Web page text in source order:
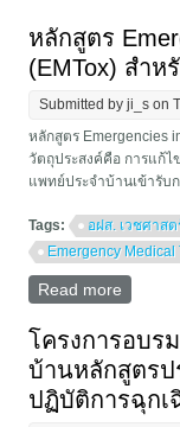
หลักสูตร
(EMTox) สำ
Submitted byji_s on
หลักสูตร Emergencies
วัตถุประสงค์คือ การแก้
แพทย์ประจำบ้านเข้ารับ
Tags: อฝส. เวชศาส
Emergency Medical
Read more
โครงการอบร
บ้านหลักสูตร
ปฏิบัติการฉุกเ